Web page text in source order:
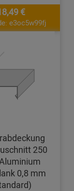
€
e3oc5w99fj
250
0,8 mm